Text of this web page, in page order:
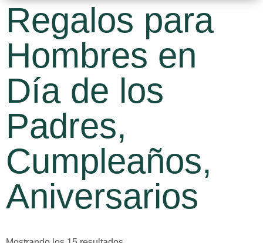
Regalos para
Hombres en
Día de los
Padres,
Cumpleaños,
Aniversarios